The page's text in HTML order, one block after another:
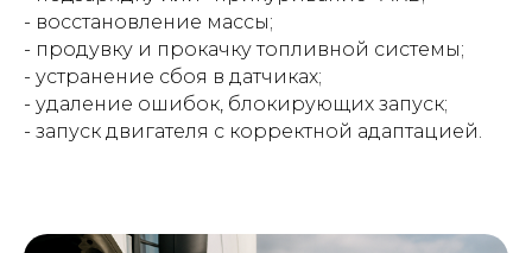
- восстановление массы;
- продувку и прокачку топливной системы;
- устранение сбоя в датчиках;
- удаление ошибок, блокирующих запуск;
- запуск двигателя с корректной адаптацией.